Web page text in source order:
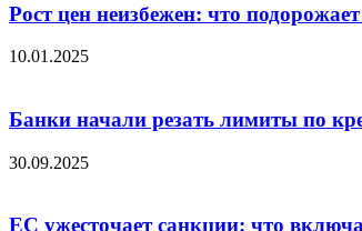
Рост цен неизбежен: что
10.01.2025
Банки начали резать лимиты по
30.09.2025
ЕС ужесточает санкции: что